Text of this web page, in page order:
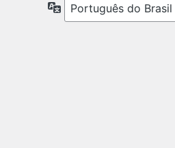
Idioma